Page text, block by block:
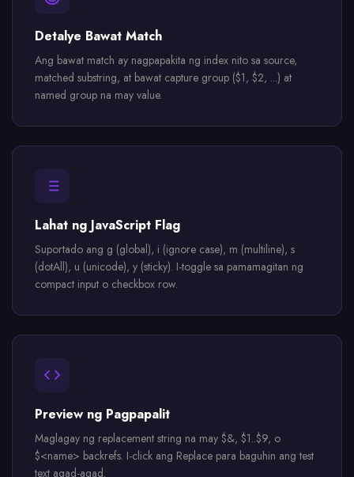
Detalye Bawat Match
Ang bawat match ay nagpapakita ng index nito sa source,
matched substring, at bawat capture group ($1, $2, ...) at
named group na may value.
Lahat ng JavaScript Flag
Suportado ang g (global), i (ignore case), m (multiline), s
(dotAll), u (unicode), y (sticky). I-toggle sa pamamagitan ng
compact input o checkbox row.
Preview ng Pagpapalit
Maglagay ng replacement string na may $&, $1..$9, o
$<name> backrefs. I-click ang Replace para baguhin ang test
text agad-agad.